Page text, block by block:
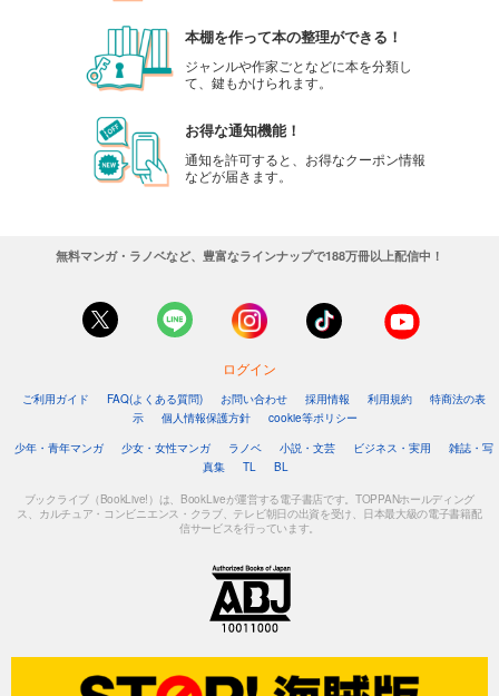
本棚を作って本の整理ができる！
ジャンルや作家ごとなどに本を分類し
て、鍵もかけられます。
お得な通知機能！
通知を許可すると、お得なクーポン情報
などが届きます。
無料マンガ・ラノベなど、豊富なラインナップで188万冊以上配信中！
ログイン
ご利用ガイド FAQ(よくある質問) お問い合わせ 採用情報 利用規約
特商法の表
示
個人情報保護方針
cookie等ポリシー
少年・青年マンガ
少女・女性マンガ ラノベ 小説・文芸 ビジネス・実用
雑誌・写
真集
TL BL
ブックライブ（BookLive!）は、BookLiveが運営する電子書店です。TOPPANホールディング
ス、カルチュア・コンビニエンス・クラブ、テレビ朝日の出資を受け、日本最大級の電子書籍配
信サービスを行っています。